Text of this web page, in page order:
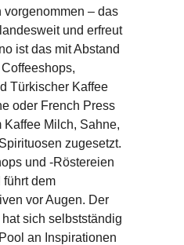
vorgenommen – das
und erfreut
ist das mit Abstand
Türkischer Kaffee
oder French Press
Milch, Sahne,
zugesetzt.
und -Röstereien
dem
vor Augen. Der
sich selbstständig
an Inspirationen